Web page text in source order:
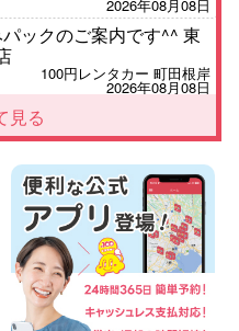
2026年08月08日
ックのご案内です^^ 東
100円レンタカー 町田根岸
2026年08月08日
定特別料金!! 兵庫県 神戸
2026年08月08日
きあり!!100円レンタカー
ニバンも安い!! 兵庫県 兵
100円レンタカー 兵庫駅前
2026年08月08日
ック 』 ご予約はお早め
シティ宇品店
見る